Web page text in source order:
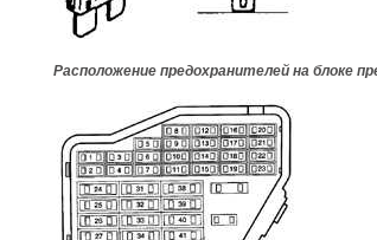
Расположение предохранителей на блоке